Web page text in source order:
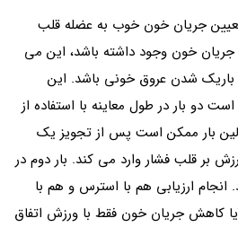
جریان خون خوب به عضله قلب
خون وجود داشته باشد، این می
باریک شدن عروق خونی باشد. این
دو بار در طول معاینه با استفاده از
بار ممکن است پس از تجویز یک
بر قلب فشار وارد می کند. بار دوم در
ارزیابی هم با استرس و هم با
کاهش جریان خون فقط با ورزش اتفاق